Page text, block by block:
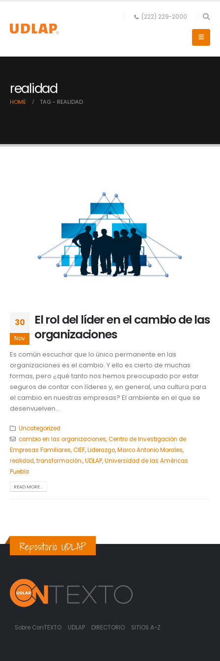
(222) 229-2000
realidad
HOME TAG - REALIDAD
30
Nov
El rol del líder en el cambio de las
organizaciones
Es común escuchar que lo único permanente en las
organizaciones es el cambio. Y ello es cierto de muchas
formas, pero ¿qué tanto nos hemos preocupado por estar
seguros de contar con líderes y, en general, una cultura para
el cambio en nuestras empresas? El ambiente en el que se
desenvuelven...
Uncategorized
cambio en las organizaciones,Centro de Investigación de
Empresas Familiares,CIEF,Liderazgo,Marco Antonio Morales,
realidad,transformación.,UDLAP,Universidad de las Américas
Puebla
READ MORE...
Repositorio UDLAP
Sobre ConTEXTO UDLAP DIRECTORIO SITIOS A-Z